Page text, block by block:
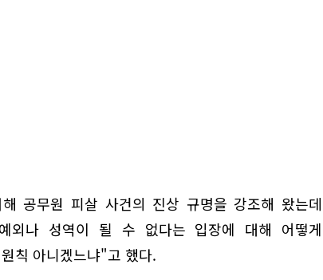
공무원 피살 사건의 진상 규명을 강조해 왔는데
외나 성역이 될 수 없다는 입장에 대해 어떻게
칙 아니겠느냐"고 했다.